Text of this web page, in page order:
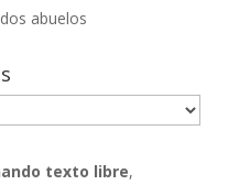
abuelos
texto libre,